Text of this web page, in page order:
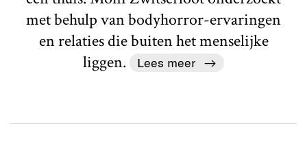
met behulp van bodyhorror-ervaringen
en relaties die buiten het menselijke
liggen.
Lees meer